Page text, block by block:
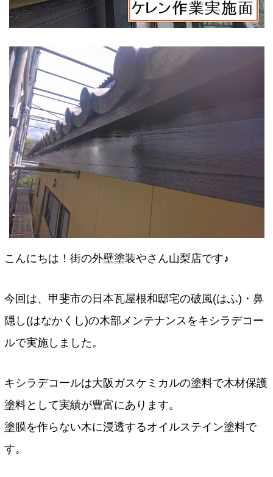
こんにちは！街の外壁塗装やさん山梨店です♪
今回は、甲斐市の日本瓦屋根和邸宅の破風(はふ)・鼻
隠し(はなかくし)の木部メンテナンスをキシラデコー
ルで実施しました。
キシラデコールは大阪ガスケミカルの塗料で木材保護
塗料として実績が豊富にあります。
塗膜を作らない木に浸透するオイルステイン塗料で
す。